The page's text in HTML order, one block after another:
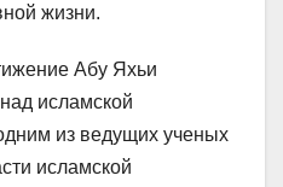
жизни.
Абу Яхьи
исламской
из ведущих ученых
исламской